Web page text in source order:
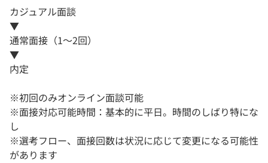
カジュアル面談
▼
通常面接（1～2回）
▼
内定
※初回のみオンライン面談可能
※面接対応可能時間：基本的に平日。時間のしばり特にな
し
※選考フロー、面接回数は状況に応じて変更になる可能性
があります